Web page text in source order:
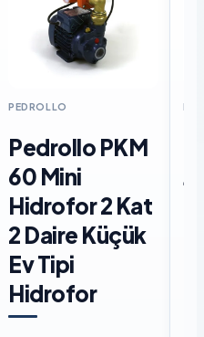
PEDROLLO
Pedrollo PKM
60 Mini
Hidrofor 2 Kat
2 Daire Küçük
Ev Tipi
Hidrofor